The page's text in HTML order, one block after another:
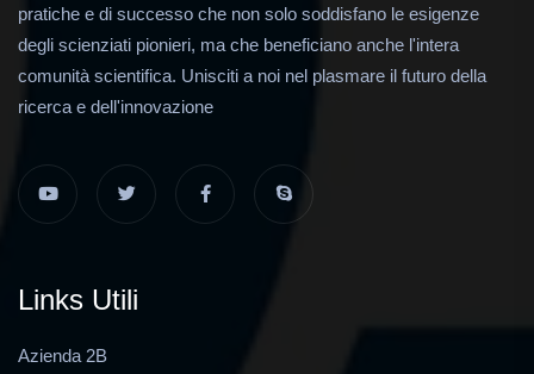
pratiche e di successo che non solo soddisfano le esigenze
degli scienziati pionieri, ma che beneficiano anche l'intera
comunità scientifica. Unisciti a noi nel plasmare il futuro della
ricerca e dell'innovazione
Links Utili
Azienda 2B